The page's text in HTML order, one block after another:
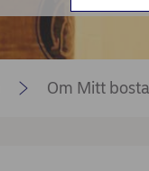
Om Mitt